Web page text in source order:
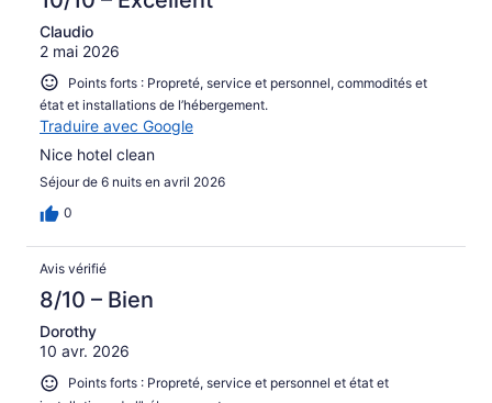
Claudio
2 mai 2026
Points forts : Propreté, service et personnel, commodités et
état et installations de l’hébergement.
Traduire avec Google
Nice hotel clean
Séjour de 6 nuits en avril 2026
0
Avis vérifié
8/10 – Bien
Dorothy
10 avr. 2026
Points forts : Propreté, service et personnel et état et